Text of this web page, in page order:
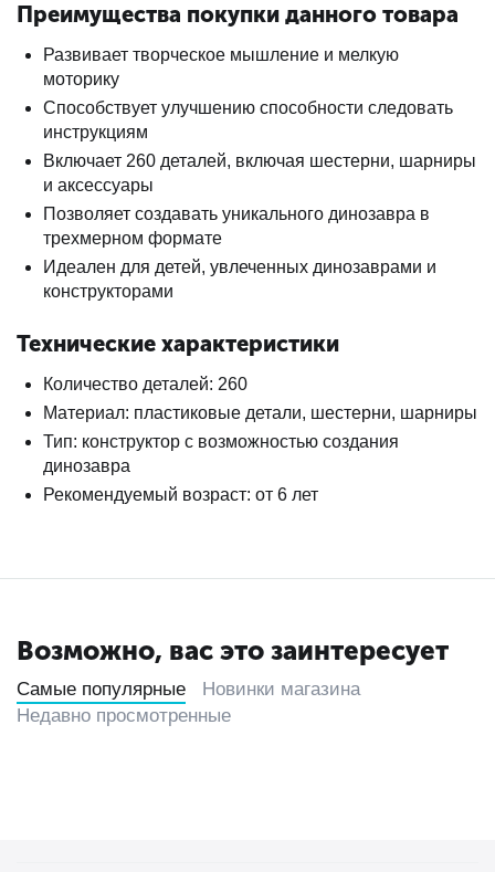
Преимущества покупки данного товара
Развивает творческое мышление и мелкую
моторику
Способствует улучшению способности следовать
инструкциям
Включает 260 деталей, включая шестерни, шарниры
и аксессуары
Позволяет создавать уникального динозавра в
трехмерном формате
Идеален для детей, увлеченных динозаврами и
конструкторами
Технические характеристики
Количество деталей: 260
Материал: пластиковые детали, шестерни, шарниры
Тип: конструктор с возможностью создания
динозавра
Рекомендуемый возраст: от 6 лет
Возможно, вас это заинтересует
Самые популярные
Новинки магазина
Недавно просмотренные